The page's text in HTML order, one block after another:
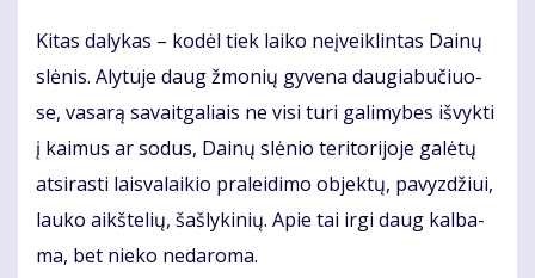
Ki­tas da­ly­kas – ko­dėl tiek lai­ko ne­įveik­lin­tas Dai­nų
slė­nis. Aly­tu­je daug žmo­nių gy­ve­na dau­gia­bu­čiuo­
se, va­sa­rą sa­vait­ga­liais ne vi­si tu­ri ga­li­my­bes iš­vyk­ti
į kai­mus ar so­dus, Dai­nų slė­nio te­ri­to­ri­jo­je ga­lė­tų
at­si­ras­ti lais­va­lai­kio pra­lei­di­mo ob­jek­tų, pa­vyz­džiui,
lau­ko aikš­te­lių, šaš­ly­ki­nių. Apie tai ir­gi daug kal­ba­
ma, bet nie­ko ne­da­ro­ma.